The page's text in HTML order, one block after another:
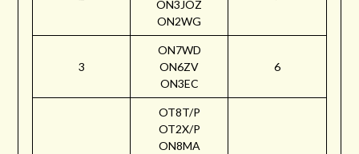
ON3JOZ
ON2WG
3
ON7WD
ON6ZV
ON3EC
6
OT8T/P
OT2X/P
ON8MA